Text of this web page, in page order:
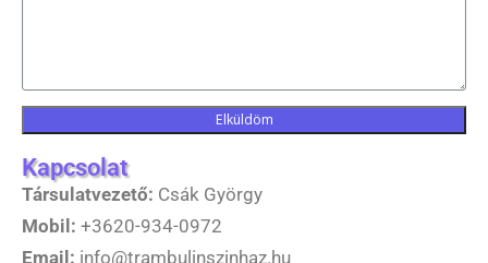
Elküldöm
Kapcsolat
Társulatvezető: Csák György
Mobil: +3620-934-0972
Email: info@trambulinszinhaz.hu